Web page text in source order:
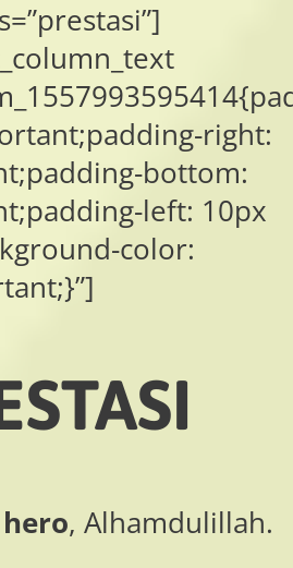
right:
bottom:
left: 10px
color:
hero, Alhamdulillah.